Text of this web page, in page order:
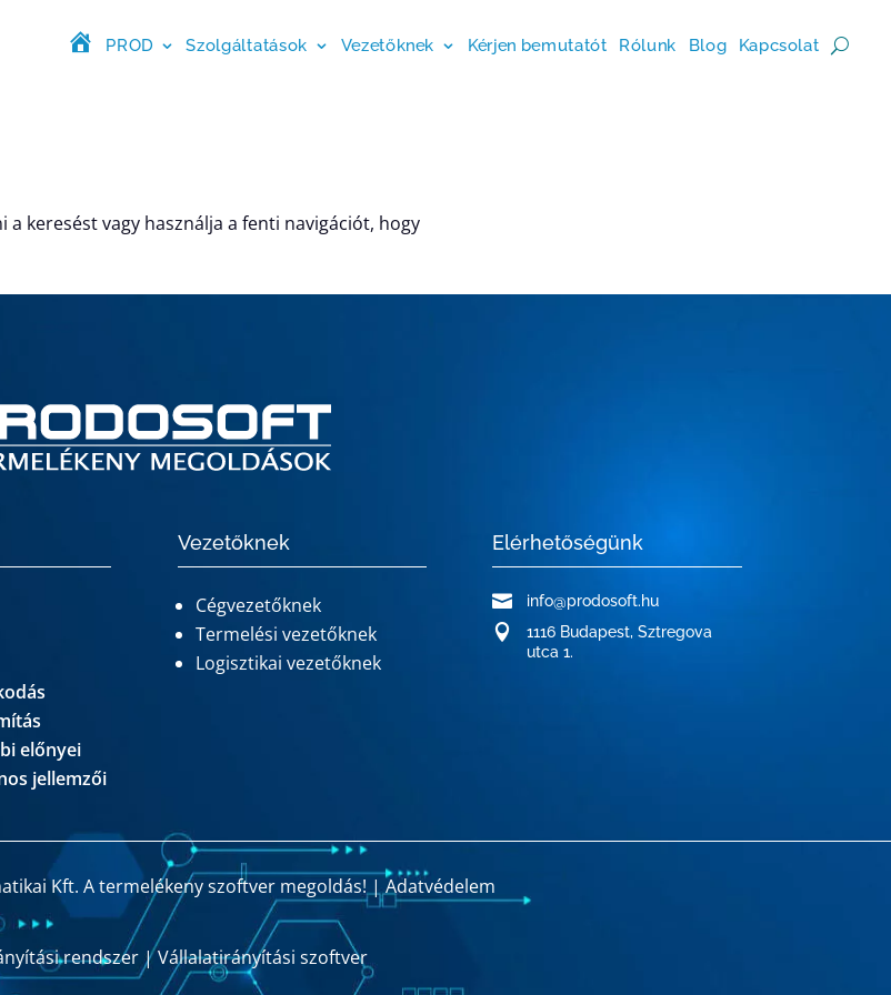
Kezdőlap_2023
PROD Szolgáltatások Vezetőknek Kérjen bemutatót Rólunk Blog Kapcsolat
keresést vagy használja a fenti navigációt, hogy
előnyei
jellemzői
Vezetőknek
Cégvezetőknek
Termelési vezetőknek
Logisztikai vezetőknek
Elérhetőségünk
 info@prodosoft.hu

1116 Budapest, Sztregova
utca 1.
Kft. A termelékeny szoftver megoldás! | Adatvédelem
rendszer |Vállalatirányítási szoftver